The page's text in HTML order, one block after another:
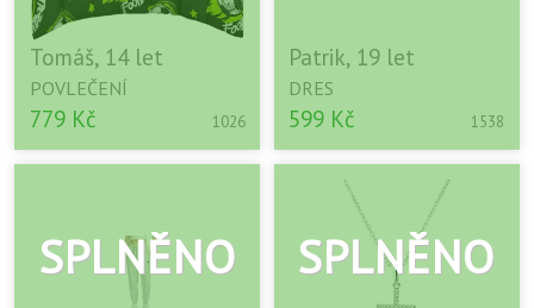
Tomáš, 14 let
POVLEČENÍ
779 Kč 1026
Patrik, 19 let
DRES
599 Kč 1538